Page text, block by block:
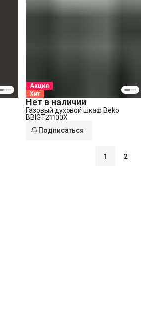
Акция
Хит
Нет в наличии
Газовый духовой шкаф Beko
BBIGT21100X
Подписаться
1 2